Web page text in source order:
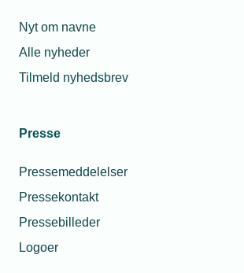
Nyt om navne
Alle nyheder
Tilmeld nyhedsbrev
Presse
Pressemeddelelser
Pressekontakt
Pressebilleder
Logoer